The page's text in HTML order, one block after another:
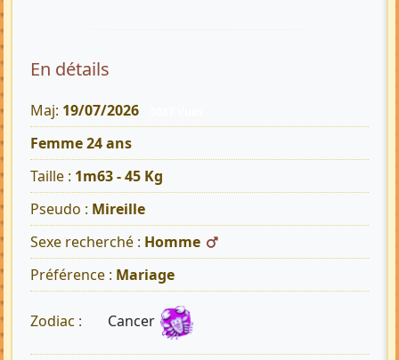
En détails
Maj: 19/07/2026
Femme 24 ans
Taille : 1m63 - 45 Kg
Pseudo : Mireille
Sexe recherché : Homme
Préférence : Mariage
Zodiac : Cancer